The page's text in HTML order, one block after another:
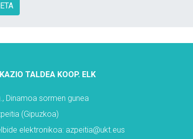
TALDEA KOOP. ELK
Dinamoa sormen gunea
(Gipuzkoa)
elektronikoa: azpeitia@ukt.eus